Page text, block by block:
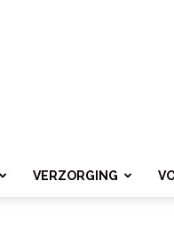
VERZORGING